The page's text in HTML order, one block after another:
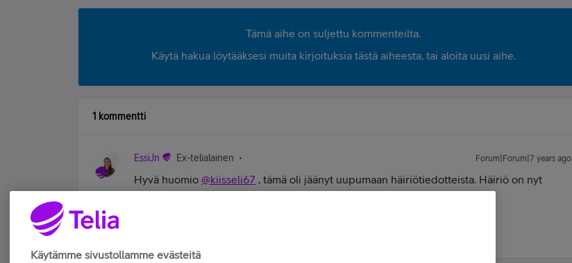
Tämä aihe on suljettu kommenteilta.
Käytä hakua löytääksesi muita kirjoituksia tästä aiheesta, tai aloita uusi aihe.
1 kommentti
EssiJn Ex-telialainen Forum|Forum|7 years ago
Hyvä huomio @kiisseli67 , tämä oli jäänyt uupumaan häiriötiedotteista. Häiriö on nyt
Käytämme sivustollamme evästeitä